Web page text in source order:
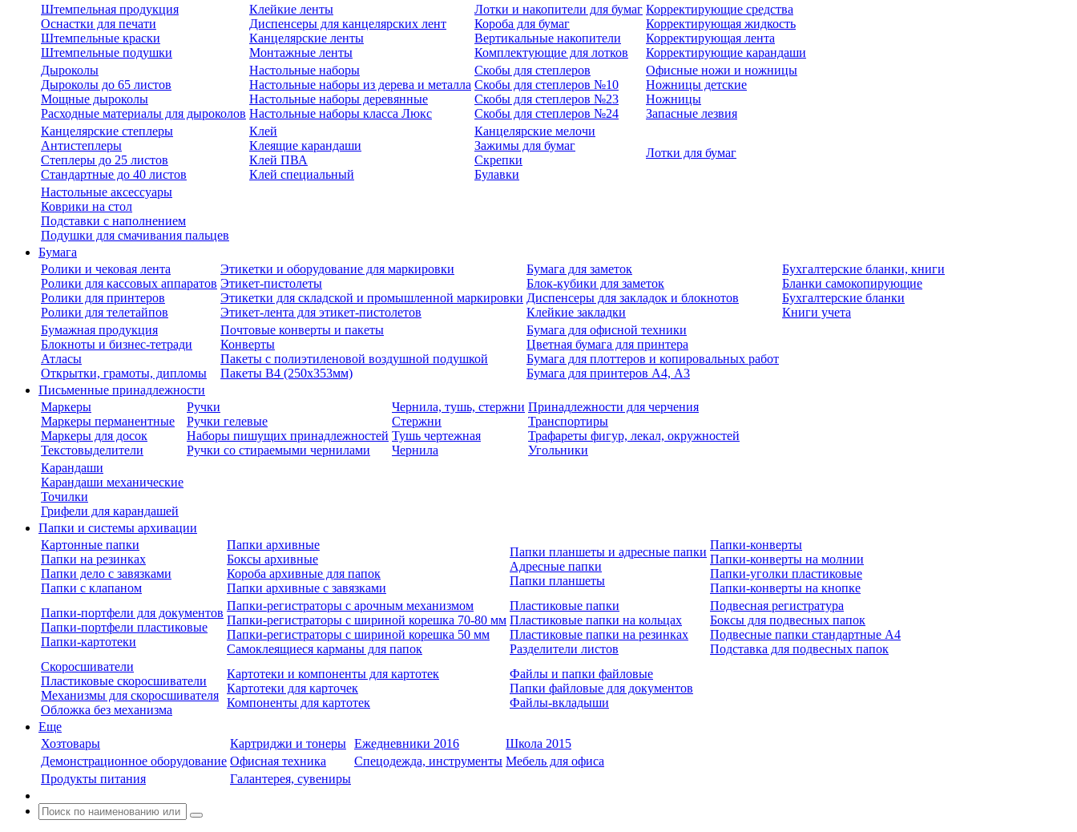
Штемпельная продукция
Оснастки для печати
Штемпельные краски
Штемпельные подушки
Клейкие ленты
Диспенсеры для канцелярских лент
Канцелярские ленты
Монтажные ленты
Лотки и накопители для бумаг
Короба для бумаг
Вертикальные накопители
Комплектующие для лотков
Корректирующие средства
Корректирующая жидкость
Корректирующая лента
Корректирующие карандаши
Дыроколы
Дыроколы до 65 листов
Мощные дыроколы
Расходные материалы для дыроколов
Настольные наборы
Настольные наборы из дерева и металла
Настольные наборы деревянные
Настольные наборы класса Люкс
Скобы для степлеров
Скобы для степлеров №10
Скобы для степлеров №23
Скобы для степлеров №24
Офисные ножи и ножницы
Ножницы детские
Ножницы
Запасные лезвия
Канцелярские степлеры
Антистеплеры
Степлеры до 25 листов
Стандартные до 40 листов
Клей
Клеящие карандаши
Клей ПВА
Клей специальный
Канцелярские мелочи
Зажимы для бумаг
Скрепки
Булавки
Лотки для бумаг
Настольные аксессуары
Коврики на стол
Подставки с наполнением
Подушки для смачивания пальцев
Бумага
Ролики и чековая лента
Ролики для кассовых аппаратов
Ролики для принтеров
Ролики для телетайпов
Этикетки и оборудование для маркировки
Этикет-пистолеты
Этикетки для складской и промышленной маркировки
Этикет-лента для этикет-пистолетов
Бумага для заметок
Блок-кубики для заметок
Диспенсеры для закладок и блокнотов
Клейкие закладки
Бухгалтерские бланки, книги
Бланки самокопирующие
Бухгалтерские бланки
Книги учета
Бумажная продукция
Блокноты и бизнес-тетради
Атласы
Открытки, грамоты, дипломы
Почтовые конверты и пакеты
Конверты
Пакеты с полиэтиленовой воздушной подушкой
Пакеты В4 (250х353мм)
Бумага для офисной техники
Цветная бумага для принтера
Бумага для плоттеров и копировальных работ
Бумага для принтеров А4, А3
Письменные принадлежности
Маркеры
Маркеры перманентные
Маркеры для досок
Текстовыделители
Ручки
Ручки гелевые
Наборы пишущих принадлежностей
Ручки со стираемыми чернилами
Чернила, тушь, стержни
Стержни
Тушь чертежная
Чернила
Принадлежности для черчения
Транспортиры
Трафареты фигур, лекал, окружностей
Угольники
Карандаши
Карандаши механические
Точилки
Грифели для карандашей
Папки и системы архивации
Картонные папки
Папки на резинках
Папки дело с завязками
Папки с клапаном
Папки архивные
Боксы архивные
Короба архивные для папок
Папки архивные с завязками
Папки планшеты и адресные папки
Адресные папки
Папки планшеты
Папки-конверты
Папки-конверты на молнии
Папки-уголки пластиковые
Папки-конверты на кнопке
Папки-портфели для документов
Папки-портфели пластиковые
Папки-картотеки
Папки-регистраторы с арочным механизмом
Папки-регистраторы с шириной корешка 70-80 мм
Папки-регистраторы с шириной корешка 50 мм
Самоклеящиеся карманы для папок
Пластиковые папки
Пластиковые папки на кольцах
Пластиковые папки на резинках
Разделители листов
Подвесная регистратура
Боксы для подвесных папок
Подвесные папки стандартные А4
Подставка для подвесных папок
Скоросшиватели
Пластиковые скоросшиватели
Механизмы для скоросшивателя
Обложка без механизма
Картотеки и компоненты для картотек
Картотеки для карточек
Компоненты для картотек
Файлы и папки файловые
Папки файловые для документов
Файлы-вкладыши
Еще
Хозтовары
Картриджи и тонеры Ежедневники 2016
Школа 2015
Демонстрационное оборудование Офисная техника Спецодежда, инструменты Мебель для офиса
Продукты питания
Галантерея, сувениры